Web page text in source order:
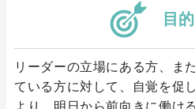
目的
リーダーの立場にある方、ま
ている方に対して、自覚を促
より、明日から前向きに働け